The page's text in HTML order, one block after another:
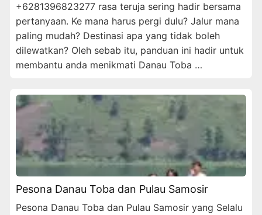
+6281396823277 rasa teruja sering hadir bersama
pertanyaan. Ke mana harus pergi dulu? Jalur mana
paling mudah? Destinasi apa yang tidak boleh
dilewatkan? Oleh sebab itu, panduan ini hadir untuk
membantu anda menikmati Danau Toba …
Pesona Danau Toba dan Pulau Samosir
Pesona Danau Toba dan Pulau Samosir yang Selalu